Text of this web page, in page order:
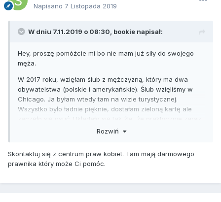
Napisano 7 Listopada 2019
W dniu 7.11.2019 o 08:30, bookie napisał:
Hey, proszę pomóżcie mi bo nie mam już siły do swojego
męża.
W 2017 roku, wzięłam ślub z mężczyzną, który ma dwa
obywatelstwa (polskie i amerykańskie). Ślub wzięliśmy w
Chicago. Ja byłam wtedy tam na wizie turystycznej.
Wszystko było ładnie pięknie, dostałam zieloną kartę ale
zaczęło się psuć. Układało się tak źle, że praktycznie zaraz
po otrzymaniu zielonej karty odeszłam od męża i wróciłam
Ostatnio poinformował mnie, że nie możemy się rozwieść
tak szybko, i tak łatwo bo ja mieszkam na stałe w Polsce, że
Rozwiń
Skontaktuj się z centrum praw kobiet. Tam mają darmowego
prawnika który może Ci pomóc.